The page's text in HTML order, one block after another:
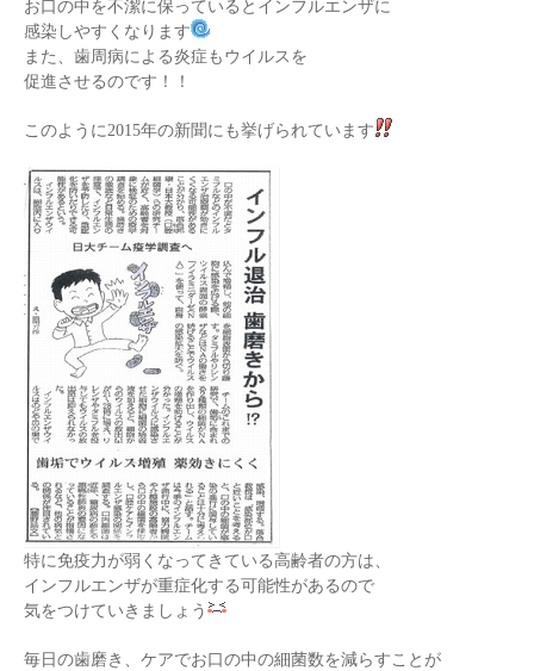
お口の中を不潔に保っているとインフルエンザに
感染しやすくなります
また、歯周病による炎症もウイルスを
促進させるのです！！
このように2015年の新聞にも挙げられています
特に免疫力が弱くなってきている高齢者の方は、
インフルエンザが重症化する可能性があるので
気をつけていきましょう
毎日の歯磨き、ケアでお口の中の細菌数を減らすことが